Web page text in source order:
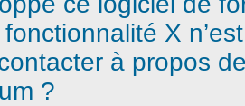
X
à propos
?